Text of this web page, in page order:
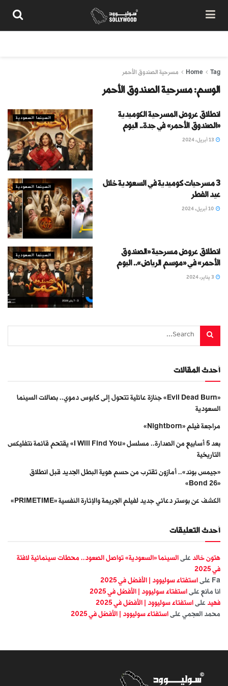
Home Tag مسرحية الصندوق الأحمر
الوسم:مسرحية الصندوق الأحمر
السينما السعودية
انطلاق عروض المسرحية الكوميدية
«الصندوق الأحمر» في جدة.. اليوم
السينما السعودية
3 مسرحيات كوميدية في السعودية خلال
عيد الفطر
السينما السعودية
انطلاق عروض مسرحية «الصندوق
الأحمر» في «موسم الرياض».. اليوم
أحدث المقالات
«Evil Dead Burn» جنازة عائلية تتحول إلى كابوس دموي.. بصالات السينما
السعودية
مراجعة فيلم «Nightborn»
بعد 5 أسابيع من الصدارة.. مسلسل «I Will Find You» يقتحم قائمة نتفليكس
التاريخية
«جيمس بوند».. أمازون تقترب من حسم هوية البطل الجديد قبل انطلاق
«Bond 26»
الكشف عن بوستر دعائي جديد لفيلم الجريمة والإثارة النفسية «PRIMETIME»
أحدث التعليقات
هتون خالد على السينما «السعودية» تواصل الصعود.. محطات سينمائية لافتة
في 2025
Fa على استفتاء سوليوود | الأفضل في 2025
انا مانع على استفتاء سوليوود | الأفضل في 2025
فهيد على استفتاء سوليوود | الأفضل في 2025
محمد العجمي على استفتاء سوليوود | الأفضل في 2025